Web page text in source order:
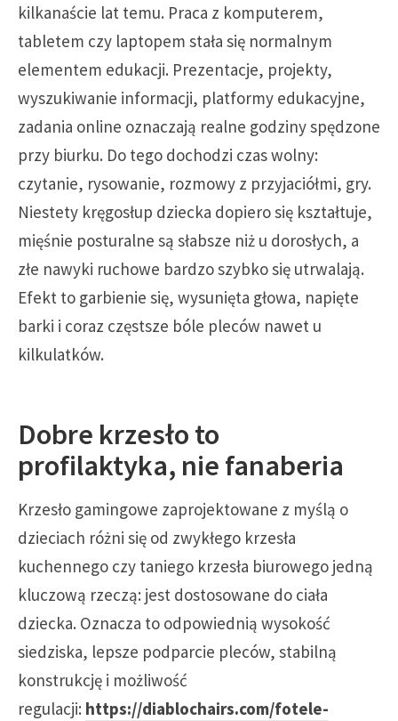
kilkanaście lat temu. Praca z komputerem,
tabletem czy laptopem stała się normalnym
elementem edukacji. Prezentacje, projekty,
wyszukiwanie informacji, platformy edukacyjne,
zadania online oznaczają realne godziny spędzone
przy biurku. Do tego dochodzi czas wolny:
czytanie, rysowanie, rozmowy z przyjaciółmi, gry.
Niestety kręgosłup dziecka dopiero się kształtuje,
mięśnie posturalne są słabsze niż u dorosłych, a
złe nawyki ruchowe bardzo szybko się utrwalają.
Efekt to garbienie się, wysunięta głowa, napięte
barki i coraz częstsze bóle pleców nawet u
kilkulatków.
Dobre krzesło to
profilaktyka, nie fanaberia
Krzesło gamingowe zaprojektowane z myślą o
dzieciach różni się od zwykłego krzesła
kuchennego czy taniego krzesła biurowego jedną
kluczową rzeczą: jest dostosowane do ciała
dziecka. Oznacza to odpowiednią wysokość
siedziska, lepsze podparcie pleców, stabilną
konstrukcję i możliwość
regulacji: https://diablochairs.com/fotele-